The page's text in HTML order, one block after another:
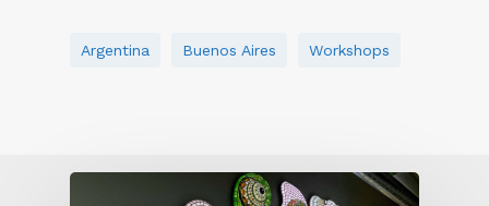
Argentina Buenos Aires Workshops